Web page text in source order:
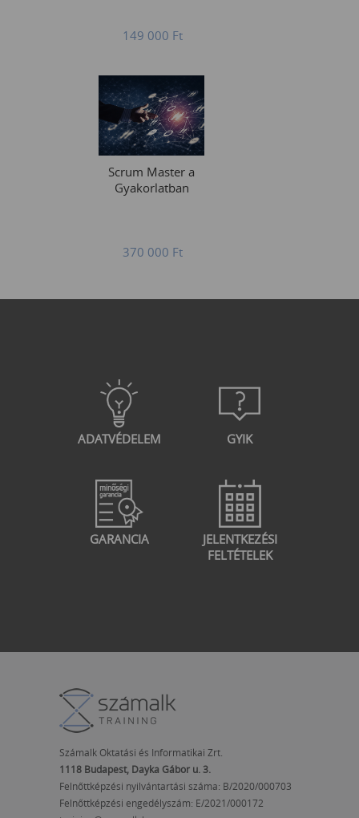
149 000 Ft
Scrum Master a
Gyakorlatban
370 000 Ft
ADATVÉDELEM GYIK
GARANCIA
JELENTKEZÉSI
FELTÉTELEK
Számalk Oktatási és Informatikai Zrt.
1118 Budapest, Dayka Gábor u. 3.
Felnőttképzési nyilvántartási száma: B/2020/000703
Felnőttképzési engedélyszám: E/2021/000172